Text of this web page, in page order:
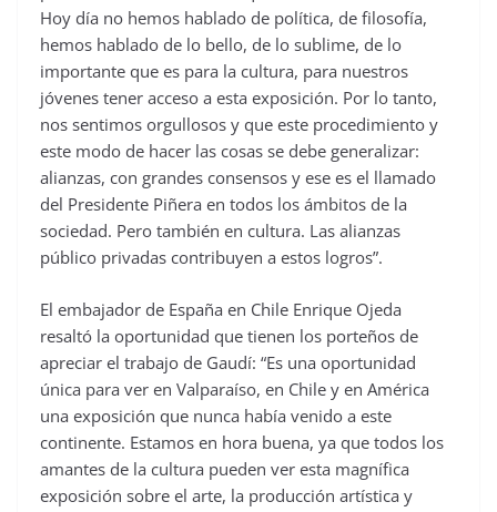
Hoy día no hemos hablado de política, de filosofía,
hemos hablado de lo bello, de lo sublime, de lo
importante que es para la cultura, para nuestros
jóvenes tener acceso a esta exposición. Por lo tanto,
nos sentimos orgullosos y que este procedimiento y
este modo de hacer las cosas se debe generalizar:
alianzas, con grandes consensos y ese es el llamado
del Presidente Piñera en todos los ámbitos de la
sociedad. Pero también en cultura. Las alianzas
público privadas contribuyen a estos logros”.
El embajador de España en Chile Enrique Ojeda
resaltó la oportunidad que tienen los porteños de
apreciar el trabajo de Gaudí: “Es una oportunidad
única para ver en Valparaíso, en Chile y en América
una exposición que nunca había venido a este
continente. Estamos en hora buena, ya que todos los
amantes de la cultura pueden ver esta magnífica
exposición sobre el arte, la producción artística y